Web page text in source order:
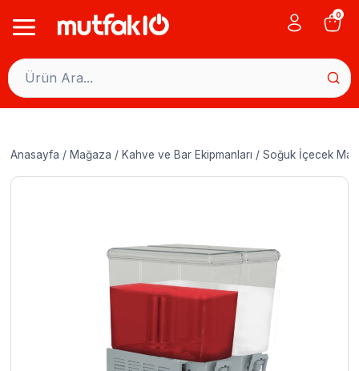
0
Anasayfa / Mağaza / Kahve ve Bar Ekipmanları / Soğuk İçecek